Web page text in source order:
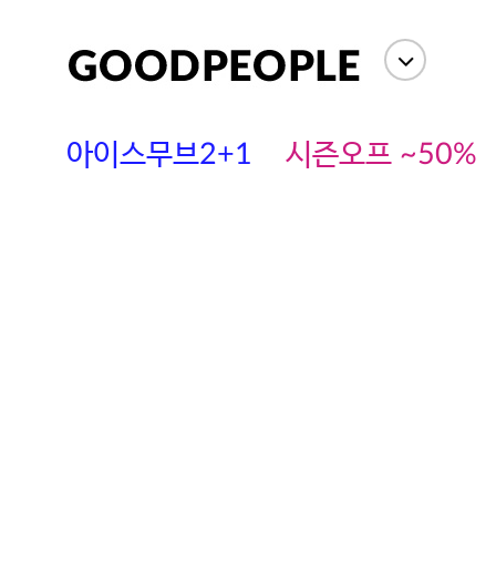
아이스무브2+1 시즌오프 ~50%
상세정보 사이즈 상품평(